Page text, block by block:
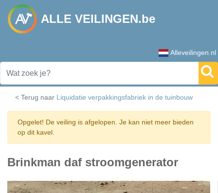
ALLE VEILINGEN.be
Alleveilingen.nl
< Terug naar Liquidatie verpakkingsfabriek in de tuinbouw
Opgelet! De veiling is afgelopen. Je kan niet meer bieden
op dit kavel.
Brinkman daf stroomgenerator